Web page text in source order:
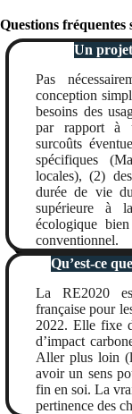
Questions
Un
Pas
conception
besoins des
par rapport à
surcoûts
spécifiques
locales), (2)
durée de vie
supérieure à
écologique
conventionnel.
Qu’est-ce
La RE2020
française pour
2022. Elle fixe
d’impact
Aller plus loin
avoir un sens
fin en soi. La
pertinence des